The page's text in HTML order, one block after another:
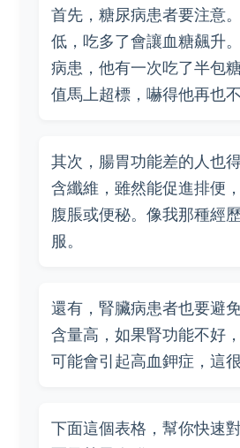
首先，糖尿病患者要注意
低，吃多了會讓血糖飆升
病患，他有一次吃了半包
值馬上超標，嚇得他再也不
其次，腸胃功能差的人也
含纖維，雖然能促進排便
腹脹或便秘。像我那種經
服。
還有，腎臟病患者也要避
含量高，如果腎功能不好
可能會引起高血鉀症，這很
下面這個表格，幫你快速